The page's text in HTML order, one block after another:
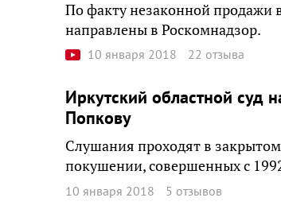
По факту незаконной продажи
направлены в Роскомнадзор.
10 января 2018 22 отзыва
Иркутский областной суд
Попкову
Слушания проходят в
покушении, совершенных с
10 января 2018 5 отзывов